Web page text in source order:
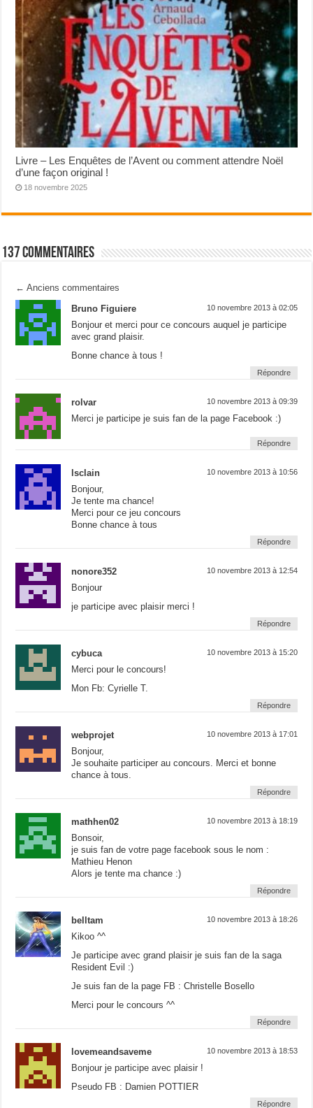
Livre – Les Enquêtes de l’Avent ou comment attendre Noël
d’une façon original !
18 novembre 2025
137 Commentaires
← Anciens commentaires
Bruno Figuiere
10 novembre 2013 à 02:05
Bonjour et merci pour ce concours auquel je participe
avec grand plaisir.
Bonne chance à tous !
Répondre
rolvar 10 novembre 2013 à 09:39
Merci je participe je suis fan de la page Facebook :)
Répondre
lsclain 10 novembre 2013 à 10:56
Bonjour,
Je tente ma chance!
Merci pour ce jeu concours
Bonne chance à tous
Répondre
nonore352 10 novembre 2013 à 12:54
Bonjour
je participe avec plaisir merci !
Répondre
cybuca 10 novembre 2013 à 15:20
Merci pour le concours!
Mon Fb: Cyrielle T.
Répondre
webprojet 10 novembre 2013 à 17:01
Bonjour,
Je souhaite participer au concours. Merci et bonne
chance à tous.
Répondre
mathhen02 10 novembre 2013 à 18:19
Bonsoir,
je suis fan de votre page facebook sous le nom :
Mathieu Henon
Alors je tente ma chance :)
Répondre
belltam 10 novembre 2013 à 18:26
Kikoo ^^
Je participe avec grand plaisir je suis fan de la saga
Resident Evil :)
Je suis fan de la page FB : Christelle Bosello
Merci pour le concours ^^
Répondre
lovemeandsaveme 10 novembre 2013 à 18:53
Bonjour je participe avec plaisir !
Pseudo FB : Damien POTTIER
Répondre